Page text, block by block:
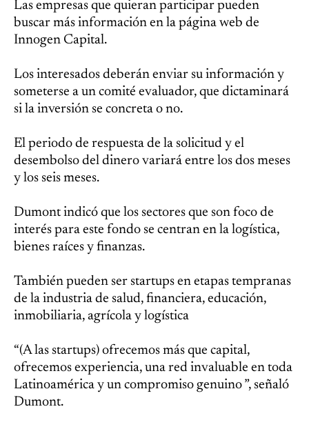
Las empresas que quieran participar pueden
buscar más información en la página web de
Innogen Capital.
Los interesados deberán enviar su información y
someterse a un comité evaluador, que dictaminará
si la inversión se concreta o no.
El periodo de respuesta de la solicitud y el
desembolso del dinero variará entre los dos meses
y los seis meses.
Dumont indicó que los sectores que son foco de
interés para este fondo se centran en la logística,
bienes raíces y finanzas.
También pueden ser startups en etapas tempranas
de la industria de salud, financiera, educación,
inmobiliaria, agrícola y logística
“(A las startups) ofrecemos más que capital,
ofrecemos experiencia, una red invaluable en toda
Latinoamérica y un compromiso genuino ”, señaló
Dumont.